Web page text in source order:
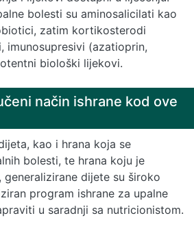
bolesti su aminosalicilati kao
zatim kortikosterodi
imunosupresivi (azatioprin,
biološki lijekovi.
način ishrane kod ove
kao i hrana koja se
bolesti, te hrana koju je
dijete su široko
program ishrane za upalne
u saradnji sa nutricionistom.